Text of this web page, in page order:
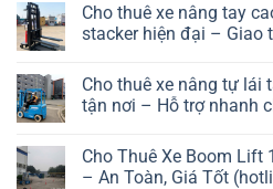
Cho thuê xe nâng tay
stacker hiện đại – Giao
Cho thuê xe nâng tự lái
tận nơi – Hỗ trợ nhanh
Cho Thuê Xe Boom Lift
– An Toàn, Giá Tốt